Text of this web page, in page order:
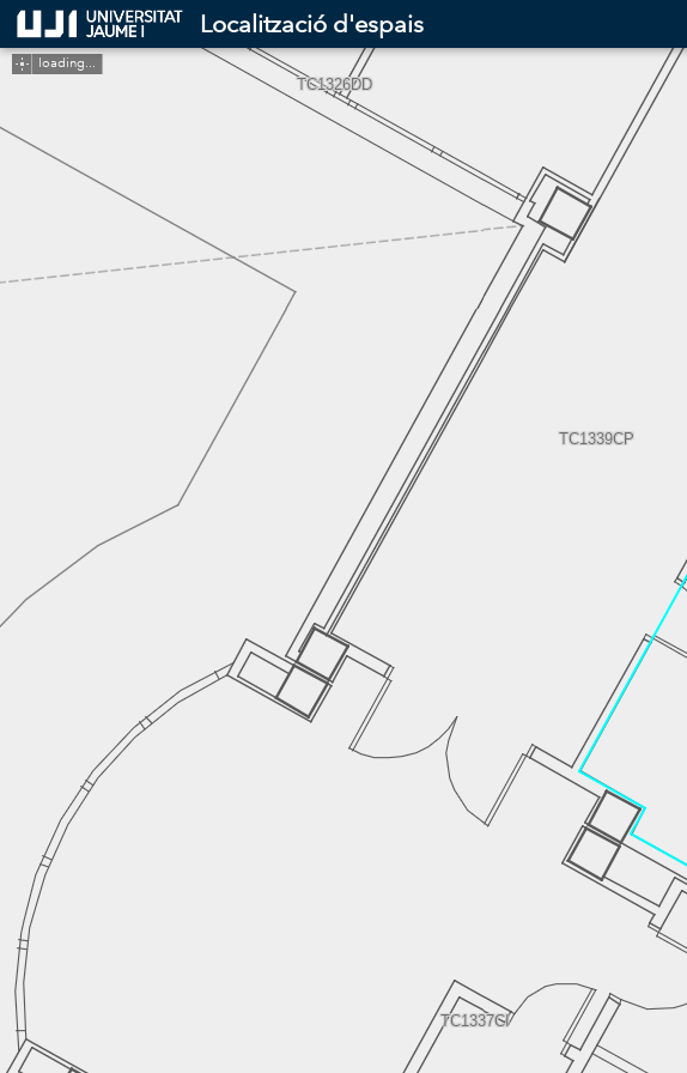
TC1337CI
TC1326DD
TC1339CP
loading...
Controller
Localització d'espais